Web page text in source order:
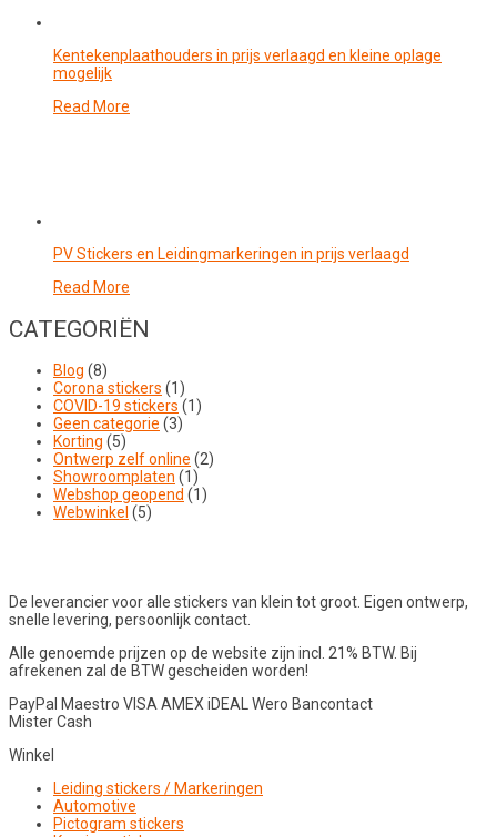
Kentekenplaathouders in prijs verlaagd en kleine oplage
mogelijk
Read More
PV Stickers en Leidingmarkeringen in prijs verlaagd
Read More
CATEGORIËN
Blog (8)
Corona stickers (1)
COVID-19 stickers (1)
Geen categorie (3)
Korting (5)
Ontwerp zelf online (2)
Showroomplaten (1)
Webshop geopend (1)
Webwinkel (5)
De leverancier voor alle stickers van klein tot groot. Eigen ontwerp,
snelle levering, persoonlijk contact.
Alle genoemde prijzen op de website zijn incl. 21% BTW. Bij
afrekenen zal de BTW gescheiden worden!
PayPal Maestro VISAAMEXiDEALWero Bancontact
Mister Cash
Winkel
Leiding stickers / Markeringen
Automotive
Pictogram stickers